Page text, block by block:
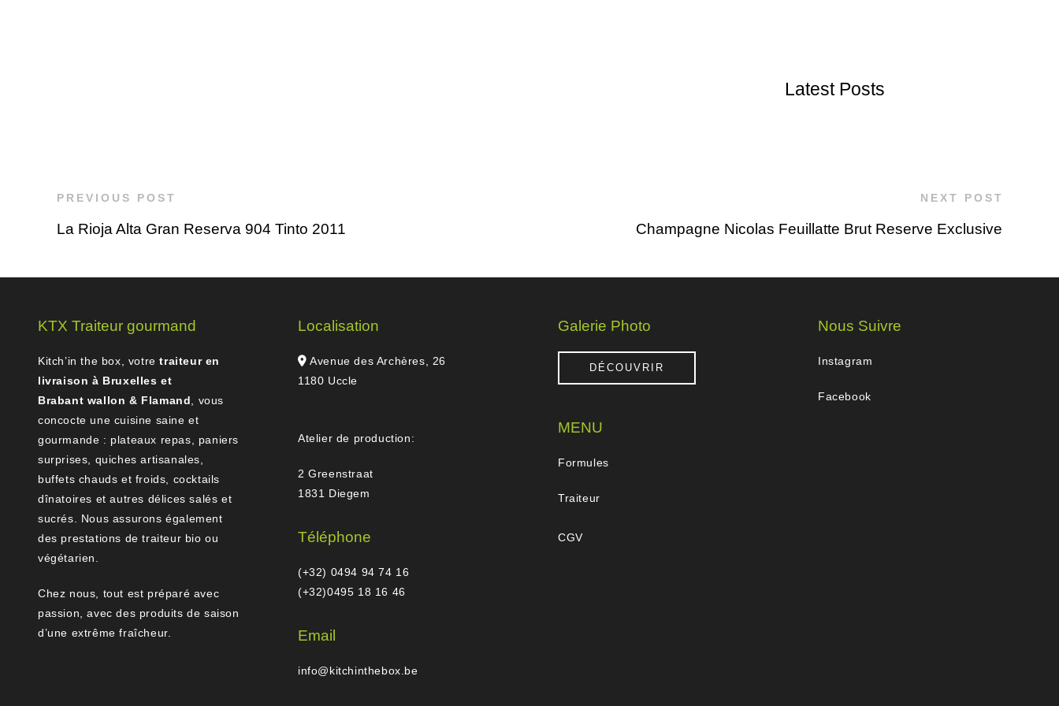
Latest Posts
PREVIOUS POST
La Rioja Alta Gran Reserva 904 Tinto 2011
NEXT POST
Champagne Nicolas Feuillatte Brut Reserve Exclusive
KTX Traiteur gourmand
Kitch’in the box, votretraiteur en
livraison à Bruxelles et
Brabant wallon & Flamand , vous
concocte une cuisine saine et
gourmande : plateaux repas, paniers
surprises, quiches artisanales,
buffets chauds et froids, cocktails
dînatoires et autres délices salés et
sucrés. Nous assurons également
des prestations de traiteur bio ou
végétarien.
Chez nous, tout est préparé avec
passion, avec des produits de saison
d’une extrême fraîcheur.
Localisation
Avenue des Archères, 26
1180 Uccle
Atelier de production:
2 Greenstraat
1831 Diegem
Téléphone
(+32) 0494 94 74 16
(+32)0495 18 16 46
Email
info@kitchinthebox.be
Galerie Photo
DÉCOUVRIR
MENU
Formules
Traiteur
CGV
Nous Suivre
Instagram
Facebook